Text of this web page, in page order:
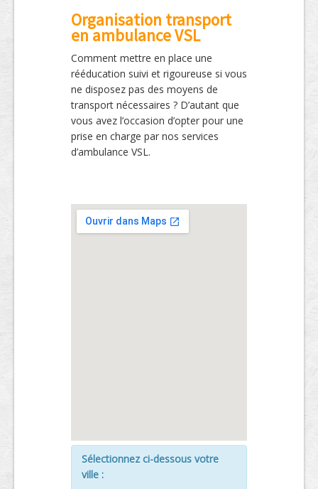
Organisation transport
en ambulance VSL
Comment mettre en place une
rééducation suivi et rigoureuse si vous
ne disposez pas des moyens de
transport nécessaires ? D’autant que
vous avez l’occasion d’opter pour une
prise en charge par nos services
d’ambulance VSL.
Sélectionnez ci-dessous votre
ville :